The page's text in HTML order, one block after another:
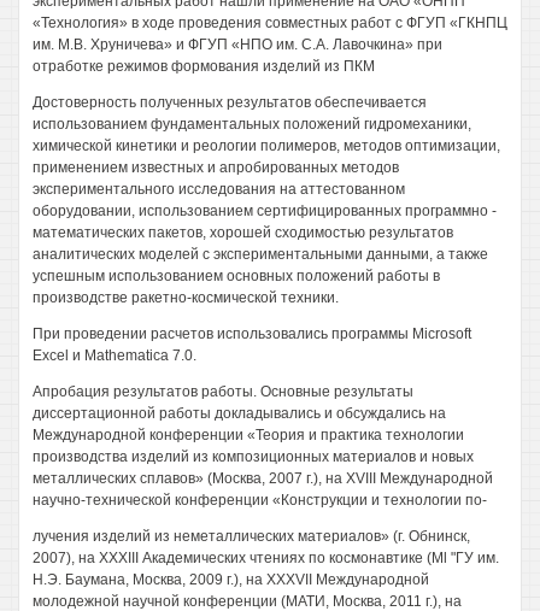
«Технология» в ходе проведения совместных работ с ФГУП «ГКНПЦ
им. М.В. Хруничева» и ФГУП «НПО им. С.А. Лавочкина» при
отработке режимов формования изделий из ПКМ
Достоверность полученных результатов обеспечивается
использованием фундаментальных положений гидромеханики,
химической кинетики и реологии полимеров, методов оптимизации,
применением известных и апробированных методов
экспериментального исследования на аттестованном
оборудовании, использованием сертифицированных программно -
математических пакетов, хорошей сходимостью результатов
аналитических моделей с экспериментальными данными, а также
успешным использованием основных положений работы в
производстве ракетно-космической техники.
При проведении расчетов использовались программы Microsoft
Excel и Mathematica 7.0.
Апробация результатов работы. Основные результаты
диссертационной работы докладывались и обсуждались на
Международной конференции «Теория и практика технологии
производства изделий из композиционных материалов и новых
металлических сплавов» (Москва, 2007 г.), на XVIII Международной
научно-технической конференции «Конструкции и технологии по-
лучения изделий из неметаллических материалов» (г. Обнинск,
2007), на XXXIII Академических чтениях по космонавтике (Ml "ГУ им.
Н.Э. Баумана, Москва, 2009 г.), на XXXVII Международной
молодежной научной конференции (МАТИ, Москва, 2011 г.), на